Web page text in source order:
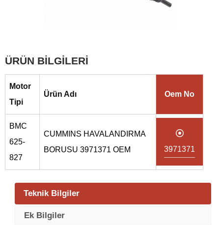
ÜRÜN BİLGİLERİ
Motor
Tipi
Ürün Adı Oem No
BMC
625-
827
CUMMINS HAVALANDIRMA
BORUSU 3971371 OEM
3971371
Teknik Bilgiler
Ek Bilgiler